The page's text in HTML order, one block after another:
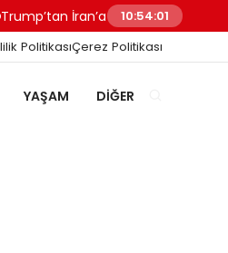
İran’a Müzakere Uyarısı Son
10:54:01
PolitikasıÇerez Politikası
YAŞAM DIĞER